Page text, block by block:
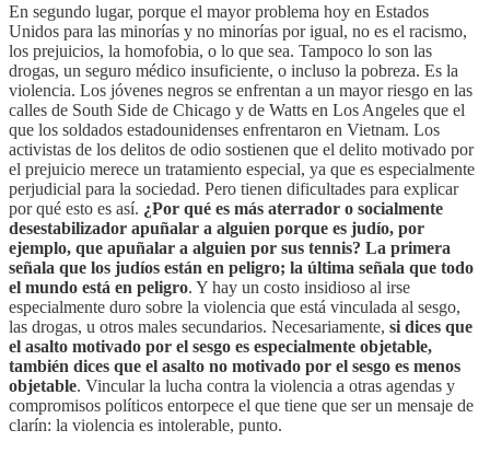
En segundo lugar, porque el mayor problema hoy en Estados
Unidos para las minorías y no minorías por igual, no es el racismo,
los prejuicios, la homofobia, o lo que sea. Tampoco lo son las
drogas, un seguro médico insuficiente, o incluso la pobreza. Es la
violencia. Los jóvenes negros se enfrentan a un mayor riesgo en las
calles de South Side de Chicago y de Watts en Los Angeles que el
que los soldados estadounidenses enfrentaron en Vietnam. Los
activistas de los delitos de odio sostienen que el delito motivado por
el prejuicio merece un tratamiento especial, ya que es especialmente
perjudicial para la sociedad. Pero tienen dificultades para explicar
por qué esto es así. ¿Por qué es más aterrador o socialmente
desestabilizador apuñalar a alguien porque es judío, por
ejemplo, que apuñalar a alguien por sus tennis? La primera
señala que los judíos están en peligro; la última señala que todo
el mundo está en peligro. Y hay un costo insidioso al irse
especialmente duro sobre la violencia que está vinculada al sesgo,
las drogas, u otros males secundarios. Necesariamente, si dices que
el asalto motivado por el sesgo es especialmente objetable,
también dices que el asalto no motivado por el sesgo es menos
objetable. Vincular la lucha contra la violencia a otras agendas y
compromisos políticos entorpece el que tiene que ser un mensaje de
clarín: la violencia es intolerable, punto.